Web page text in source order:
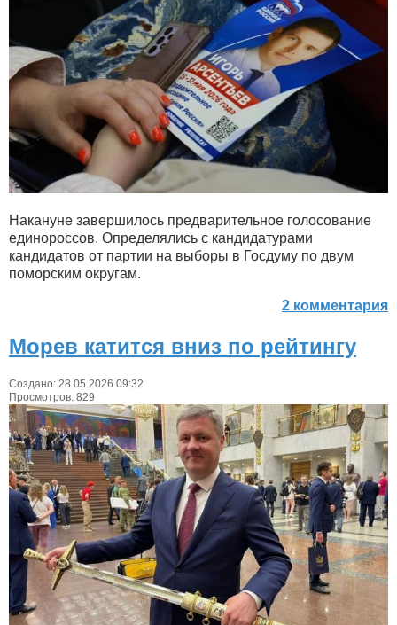
Накануне завершилось предварительное голосование
единороссов. Определялись с кандидатурами
кандидатов от партии на выборы в Госдуму по двум
поморским округам.
2 комментария
Морев катится вниз по рейтингу
Создано: 28.05.2026 09:32
Просмотров: 829